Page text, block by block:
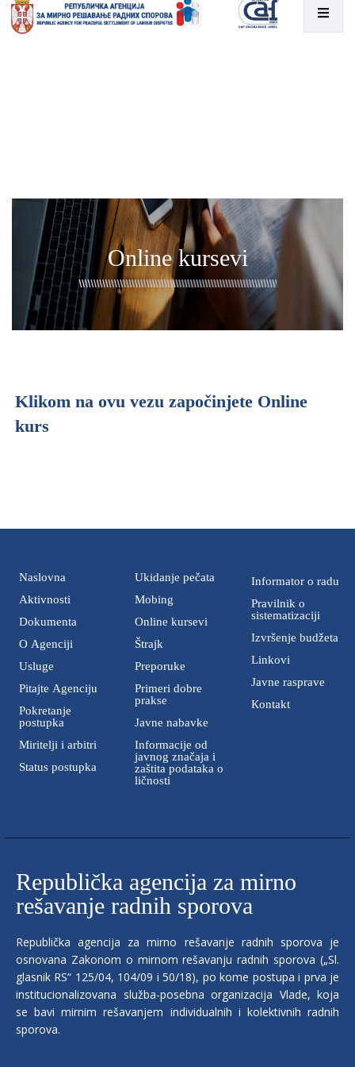
Online kursevi
Klikom na ovu vezu započinjete Online
kurs
Naslovna
Aktivnosti
Dokumenta
O Agenciji
Usluge
Pitajte Agenciju
Pokretanje
postupka
Miritelji i аrbitri
Status postupka
Ukidanje pečata
Mobing
Online kursevi
Štrajk
Preporuke
Primeri dobre
prakse
Javne nabavke
Informacije od
javnog značaja i
zaštita podataka o
ličnosti
Informator o radu
Pravilnik o
sistematizaciji
Izvršenje budžeta
Linkovi
Javne rasprave
Кontakt
Republička agencija za mirno
rešavanje radnih sporova
Republička agencija za mirno rešavanje radnih sporova je
osnovana Zakonom o mirnom rešavanju radnih sporova („Sl.
glasnik RS“ 125/04, 104/09 i 50/18), po kome postupa i prva je
institucionalizovana služba-posebna organizacija Vlade, koja
se bavi mirnim rešavanjem individualnih i kolektivnih radnih
sporova.